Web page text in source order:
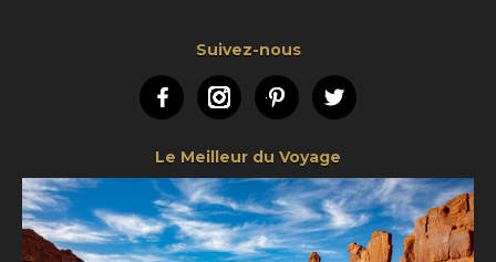
Suivez-nous
FacebookInstagramPinterestTwitter
Le Meilleur du Voyage